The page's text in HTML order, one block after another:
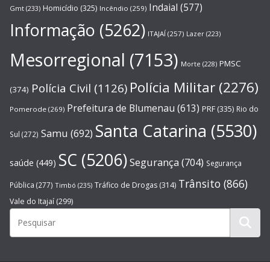
Gmt (233) Homicídio (325) Incêndio (259) Indaial (577)
Informação (5262) ITAJAÍ (257) Lazer (223)
Mesorregional (7153) Morte (228) PMSC
(374) Polícia Civil (1126) Polícia Militar (2276)
Pomerode (269) Prefeitura de Blumenau (613) PRF (335) Rio do
Sul (272) Samu (692) Santa Catarina (5530)
saúde (449) SC (5206)Segurança (704) Segurança
Pública (277) Timbó (235) Tráfico de Drogas (314) Trânsito (866)
Vale do Itajaí (299)